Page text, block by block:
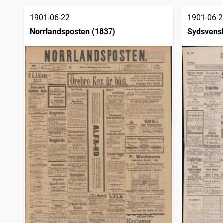
träffar
Socialdemokraten
träffar
Kalmar
Sölvesborgstidningen
3 150
träffar
Västerviks veckoblad
träffar
Elfsborgs läns tidning
2 702
träffar
Dalpilen (1854)
2 651
träffar
Haparandabladet, Haaparannanlehti
2 598
träffar
Skara tidning
2 597
träffar
Stockholms dagblad
2 345
träffar
Göteborgs dagblad (1918)
2 188
träffar
Svenska morgonbladet
1 965
träffar
Helsingborgs dagblad
1 951
träffar
Malmötidningen
1 757
träffar
Kristianstads läns tidning
1 686
träffar
Östergötlands dagblad
1 685
träffar
Östgöta correspondenten
1 685
träffar
Västernorrlands allehanda
1 684
träffar
Post- och inrikes tidningar
1 684
1901-06-22
Norrlandsposten (1837)
1901-06-